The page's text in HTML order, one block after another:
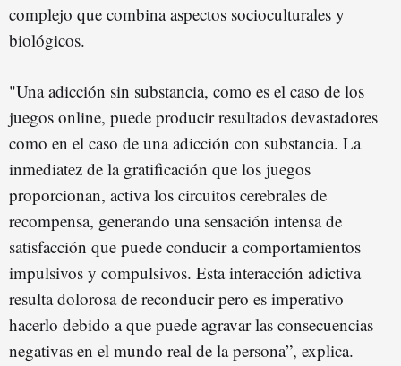
complejo que combina aspectos socioculturales y
biológicos.
"Una adicción sin substancia, como es el caso de los
juegos online, puede producir resultados devastadores
como en el caso de una adicción con substancia. La
inmediatez de la gratificación que los juegos
proporcionan, activa los circuitos cerebrales de
recompensa, generando una sensación intensa de
satisfacción que puede conducir a comportamientos
impulsivos y compulsivos. Esta interacción adictiva
resulta dolorosa de reconducir pero es imperativo
hacerlo debido a que puede agravar las consecuencias
negativas en el mundo real de la persona”, explica.